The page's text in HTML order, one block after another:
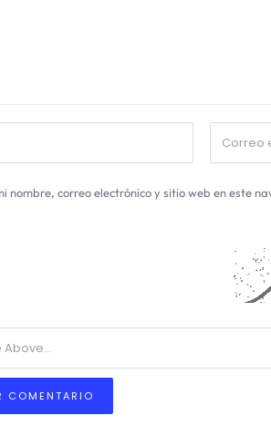
nombre, correo electrónico y sitio web en este